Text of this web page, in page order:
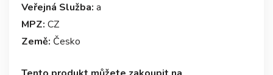
Veřejná Služba: a
MPZ: CZ
Země: Česko